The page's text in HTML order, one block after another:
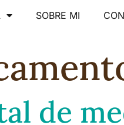
SOBRE MI
de